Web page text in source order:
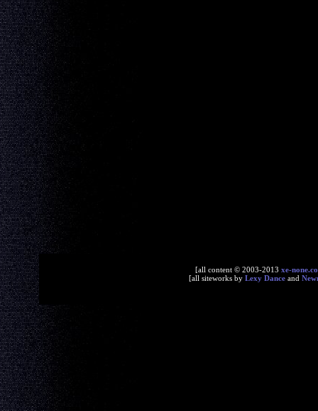
[all content © 2003-2013 xe-
[all siteworks by Lexy Danceand